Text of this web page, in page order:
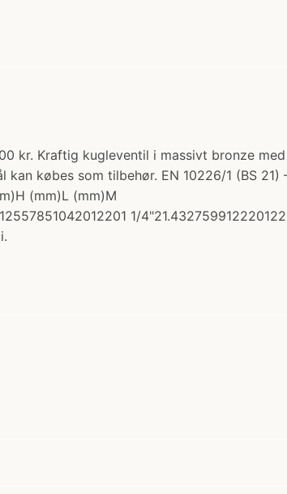
kr. Kraftig kugleventil i massivt bronze
købes som tilbehør. EN 10226/1 (BS 21)
(mm)L (mm)M
1/